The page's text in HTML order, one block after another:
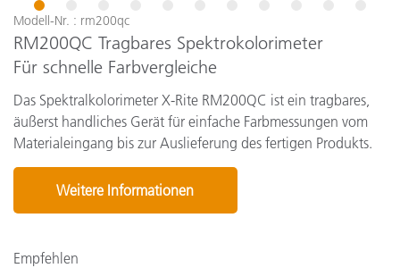
1 2 3
Modell-Nr. : rm200qc
RM200QC Tragbares Spektrokolorimeter
Für schnelle Farbvergleiche
Das Spektralkolorimeter X-Rite RM200QC ist ein tragbares,
äußerst handliches Gerät für einfache Farbmessungen vom
Materialeingang bis zur Auslieferung des fertigen Produkts.
Weitere Informationen
Empfehlen